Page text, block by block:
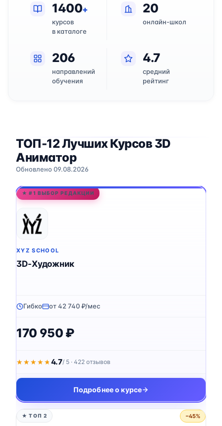
1400+
курсов
в каталоге
20
онлайн-школ
206
направлений
обучения
4.7
средний
рейтинг
ТОП-12 Лучших Курсов 3D
Аниматор
Обновлено 09.08.2026
★ #1 ВЫБОР РЕДАКЦИИ
XYZ SCHOOL
3D-Художник
Гибко от 42 740 ₽/мес
170 950 ₽
★★★★★
★★★★★ 4.7/ 5 · 422 отзывов
Подробнее о курсе
★ ТОП 2 −45%